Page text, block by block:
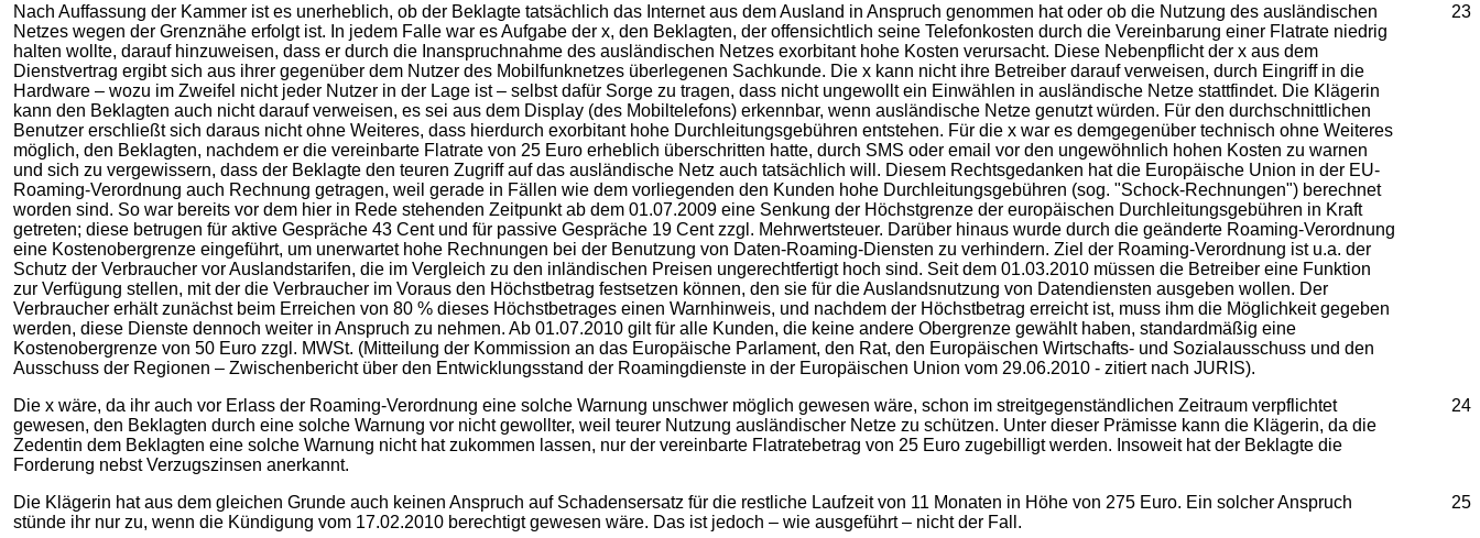
23
Nach Auffassung der Kammer ist es unerheblich, ob der Beklagte tatsächlich das Internet aus dem Ausland in Anspruch genommen hat oder ob die Nutzung des ausländischen
Netzes wegen der Grenznähe erfolgt ist. In jedem Falle war es Aufgabe der x, den Beklagten, der offensichtlich seine Telefonkosten durch die Vereinbarung einer Flatrate niedrig
halten wollte, darauf hinzuweisen, dass er durch die Inanspruchnahme des ausländischen Netzes exorbitant hohe Kosten verursacht. Diese Nebenpflicht der x aus dem
Dienstvertrag ergibt sich aus ihrer gegenüber dem Nutzer des Mobilfunknetzes überlegenen Sachkunde. Die x kann nicht ihre Betreiber darauf verweisen, durch Eingriff in die
Hardware – wozu im Zweifel nicht jeder Nutzer in der Lage ist – selbst dafür Sorge zu tragen, dass nicht ungewollt ein Einwählen in ausländische Netze stattfindet. Die Klägerin
kann den Beklagten auch nicht darauf verweisen, es sei aus dem Display (des Mobiltelefons) erkennbar, wenn ausländische Netze genutzt würden. Für den durchschnittlichen
Benutzer erschließt sich daraus nicht ohne Weiteres, dass hierdurch exorbitant hohe Durchleitungsgebühren entstehen. Für die x war es demgegenüber technisch ohne Weiteres
möglich, den Beklagten, nachdem er die vereinbarte Flatrate von 25 Euro erheblich überschritten hatte, durch SMS oder email vor den ungewöhnlich hohen Kosten zu warnen
und sich zu vergewissern, dass der Beklagte den teuren Zugriff auf das ausländische Netz auch tatsächlich will. Diesem Rechtsgedanken hat die Europäische Union in der EU-
Roaming-Verordnung auch Rechnung getragen, weil gerade in Fällen wie dem vorliegenden den Kunden hohe Durchleitungsgebühren (sog. "Schock-Rechnungen") berechnet
worden sind. So war bereits vor dem hier in Rede stehenden Zeitpunkt ab dem 01.07.2009 eine Senkung der Höchstgrenze der europäischen Durchleitungsgebühren in Kraft
getreten; diese betrugen für aktive Gespräche 43 Cent und für passive Gespräche 19 Cent zzgl. Mehrwertsteuer. Darüber hinaus wurde durch die geänderte Roaming-Verordnung
eine Kostenobergrenze eingeführt, um unerwartet hohe Rechnungen bei der Benutzung von Daten-Roaming-Diensten zu verhindern. Ziel der Roaming-Verordnung ist u.a. der
Schutz der Verbraucher vor Auslandstarifen, die im Vergleich zu den inländischen Preisen ungerechtfertigt hoch sind. Seit dem 01.03.2010 müssen die Betreiber eine Funktion
zur Verfügung stellen, mit der die Verbraucher im Voraus den Höchstbetrag festsetzen können, den sie für die Auslandsnutzung von Datendiensten ausgeben wollen. Der
Verbraucher erhält zunächst beim Erreichen von 80 % dieses Höchstbetrages einen Warnhinweis, und nachdem der Höchstbetrag erreicht ist, muss ihm die Möglichkeit gegeben
werden, diese Dienste dennoch weiter in Anspruch zu nehmen. Ab 01.07.2010 gilt für alle Kunden, die keine andere Obergrenze gewählt haben, standardmäßig eine
Kostenobergrenze von 50 Euro zzgl. MWSt. (Mitteilung der Kommission an das Europäische Parlament, den Rat, den Europäischen Wirtschafts- und Sozialausschuss und den
Ausschuss der Regionen – Zwischenbericht über den Entwicklungsstand der Roamingdienste in der Europäischen Union vom 29.06.2010 - zitiert nach JURIS).
24
Die x wäre, da ihr auch vor Erlass der Roaming-Verordnung eine solche Warnung unschwer möglich gewesen wäre, schon im streitgegenständlichen Zeitraum verpflichtet
gewesen, den Beklagten durch eine solche Warnung vor nicht gewollter, weil teurer Nutzung ausländischer Netze zu schützen. Unter dieser Prämisse kann die Klägerin, da die
Zedentin dem Beklagten eine solche Warnung nicht hat zukommen lassen, nur der vereinbarte Flatratebetrag von 25 Euro zugebilligt werden. Insoweit hat der Beklagte die
Forderung nebst Verzugszinsen anerkannt.
25
Die Klägerin hat aus dem gleichen Grunde auch keinen Anspruch auf Schadensersatz für die restliche Laufzeit von 11 Monaten in Höhe von 275 Euro. Ein solcher Anspruch
stünde ihr nur zu, wenn die Kündigung vom 17.02.2010 berechtigt gewesen wäre. Das ist jedoch – wie ausgeführt – nicht der Fall.